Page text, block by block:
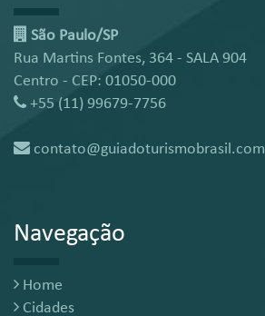
São Paulo/SP
Rua Martins Fontes, 364 - SALA 904
Centro - CEP: 01050-000
+55 (11) 99679-7756
contato@guiadoturismobrasil.com
Navegação
Home
Cidades